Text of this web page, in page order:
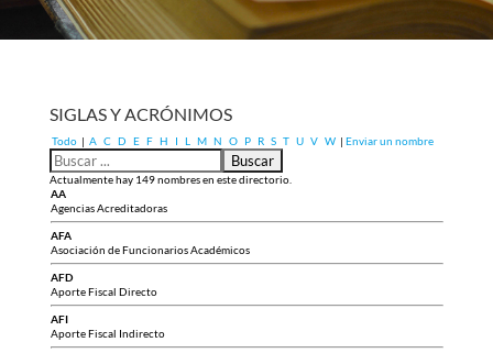
SIGLAS Y ACRÓNIMOS
Todo | A C D E F H I L M N O P R S T U V W | Enviar un nombre
Actualmente hay 149 nombres en este directorio.
AA
Agencias Acreditadoras
AFA
Asociación de Funcionarios Académicos
AFD
Aporte Fiscal Directo
AFI
Aporte Fiscal Indirecto